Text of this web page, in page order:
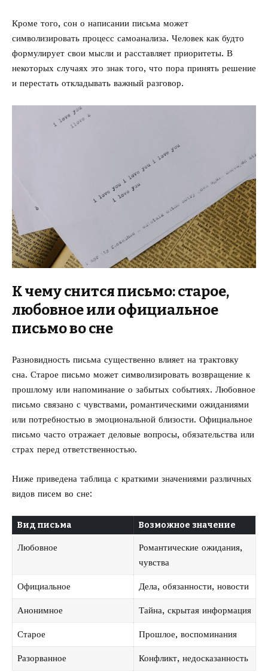
Кроме того, сон о написании письма может
символизировать процесс самоанализа. Человек как будто
формулирует свои мысли и расставляет приоритеты. В
некоторых случаях это знак того, что пора принять решение
и перестать откладывать важный разговор.
К чему снится письмо: старое,
любовное или официальное
письмо во сне
Разновидность письма существенно влияет на трактовку
сна. Старое письмо может символизировать возвращение к
прошлому или напоминание о забытых событиях. Любовное
письмо связано с чувствами, романтическими ожиданиями
или потребностью в эмоциональной близости. Официальное
письмо часто отражает деловые вопросы, обязательства или
страх перед ответственностью.
Ниже приведена таблица с краткими значениями различных
видов писем во сне:
Вид письма Возможное значение
Любовное
Романтические ожидания,
чувства
Официальное Дела, обязанности, новости
Анонимное Тайна, скрытая информация
Старое Прошлое, воспоминания
Разорванное Конфликт, недосказанность